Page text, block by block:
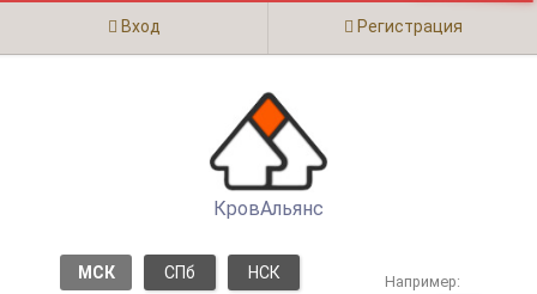
Вход Регистрация
КровАльянс
МСК СПб НСК Например: